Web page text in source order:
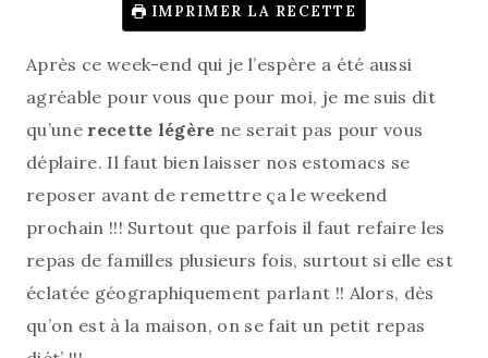
IMPRIMER LA RECETTE
Après ce week-end qui je l’espère a été aussi
agréable pour vous que pour moi, je me suis dit
qu’une recette légère ne serait pas pour vous
déplaire. Il faut bien laisser nos estomacs se
reposer avant de remettre ça le weekend
prochain !!! Surtout que parfois il faut refaire les
repas de familles plusieurs fois, surtout si elle est
éclatée géographiquement parlant !! Alors, dès
qu’on est à la maison, on se fait un petit repas